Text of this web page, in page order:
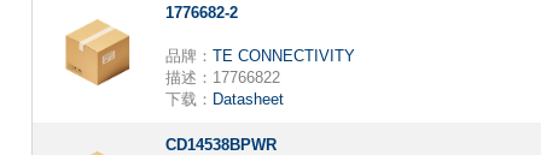
1776682-2
品牌： TE CONNECTIVITY
描述： 17766822
下载： Datasheet
CD14538BPWR